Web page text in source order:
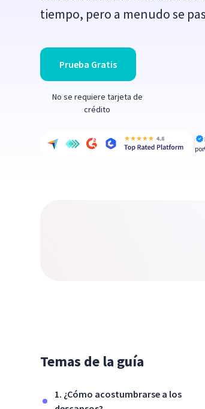
tiempo, pero a menudo se
Prueba Gratis
No se requiere tarjeta de
crédito
por
Temas de la guía
1. ¿Cómo acostumbrarse a los